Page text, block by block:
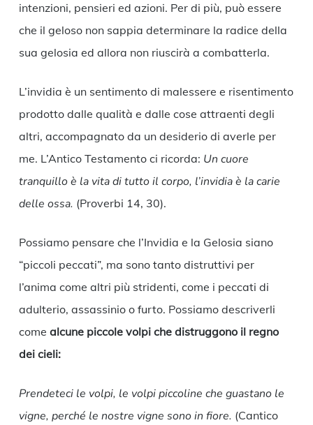
intenzioni, pensieri ed azioni. Per di più, può essere
che il geloso non sappia determinare la radice della
sua gelosia ed allora non riuscirà a combatterla.
L’invidia è un sentimento di malessere e risentimento
prodotto dalle qualità e dalle cose attraenti degli
altri, accompagnato da un desiderio di averle per
me. L’Antico Testamento ci ricorda: Un cuore
tranquillo è la vita di tutto il corpo, l’invidia è la carie
delle ossa. (Proverbi 14, 30).
Possiamo pensare che l’Invidia e la Gelosia siano
“piccoli peccati”, ma sono tanto distruttivi per
l’anima come altri più stridenti, come i peccati di
adulterio, assassinio o furto. Possiamo descriverli
come alcune piccole volpi che distruggono il regno
dei cieli:
Prendeteci le volpi, le volpi piccoline che guastano le
vigne, perché le nostre vigne sono in fiore. (Cantico